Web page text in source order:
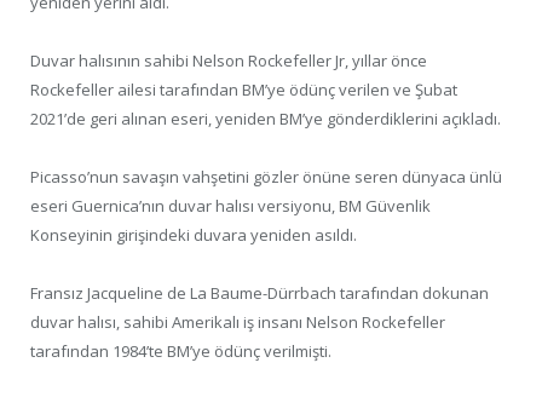
Duvar halısının sahibi Nelson Rockefeller Jr, yıllar önce
Rockefeller ailesi tarafından BM’ye ödünç verilen ve Şubat
2021’de geri alınan eseri, yeniden BM’ye gönderdiklerini açıkladı.
Picasso’nun savaşın vahşetini gözler önüne seren dünyaca ünlü
eseri Guernica’nın duvar halısı versiyonu, BM Güvenlik
Konseyinin girişindeki duvara yeniden asıldı.
Fransız Jacqueline de La Baume-Dürrbach tarafından dokunan
duvar halısı, sahibi Amerikalı iş insanı Nelson Rockefeller
tarafından 1984’te BM’ye ödünç verilmişti.